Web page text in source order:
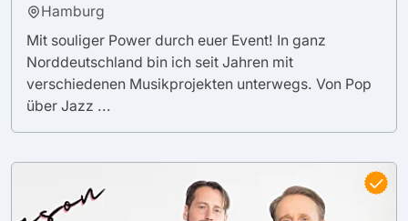
Hamburg
Mit souliger Power durch euer Event! In ganz
Norddeutschland bin ich seit Jahren mit
verschiedenen Musikprojekten unterwegs. Von Pop
über Jazz ...